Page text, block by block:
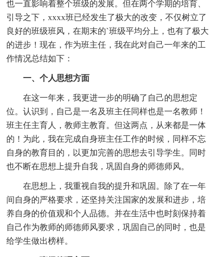
也一直影响着整个班级的发展。但在两个学期的培育、
引导之下，xxxx班已经发生了极大的改变，不仅树立了
良好的班级班风，在期末的`班级平均分上，也有了极大
的进步！现在，作为班主任，我在此对自己一年来的工
作情况总结如下：
一、个人思想方面
在这一年来，我更进一步的明确了自己的思想定
位。认识到，自己是一名及班主任同样也是一名教师！
班主任主育人，教师主教育。但这两点，从来都是一体
的！为此，我在完成自身班主任工作的时候，同样不忘
自身的教育目的，以更加完善的思想去引导学生。同时
也不断在思想上提升自我，巩固自身的师德师风。
在思想上，我重视自我的提升和巩固。除了在一年
间自身的严格要求，还坚持关注国家的发展和进步，培
养自身的价值观和个人品德。并在生活中也时刻保持着
自己作为教师的师德师风要求，巩固自己的同时，也是
给学生做出榜样。